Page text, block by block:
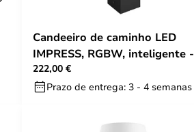
Candeeiro de caminho LED
IMPRESS, RGBW, inteligente -
Philips Hue
222,00 €
Prazo de entrega: 3 - 4 semanas